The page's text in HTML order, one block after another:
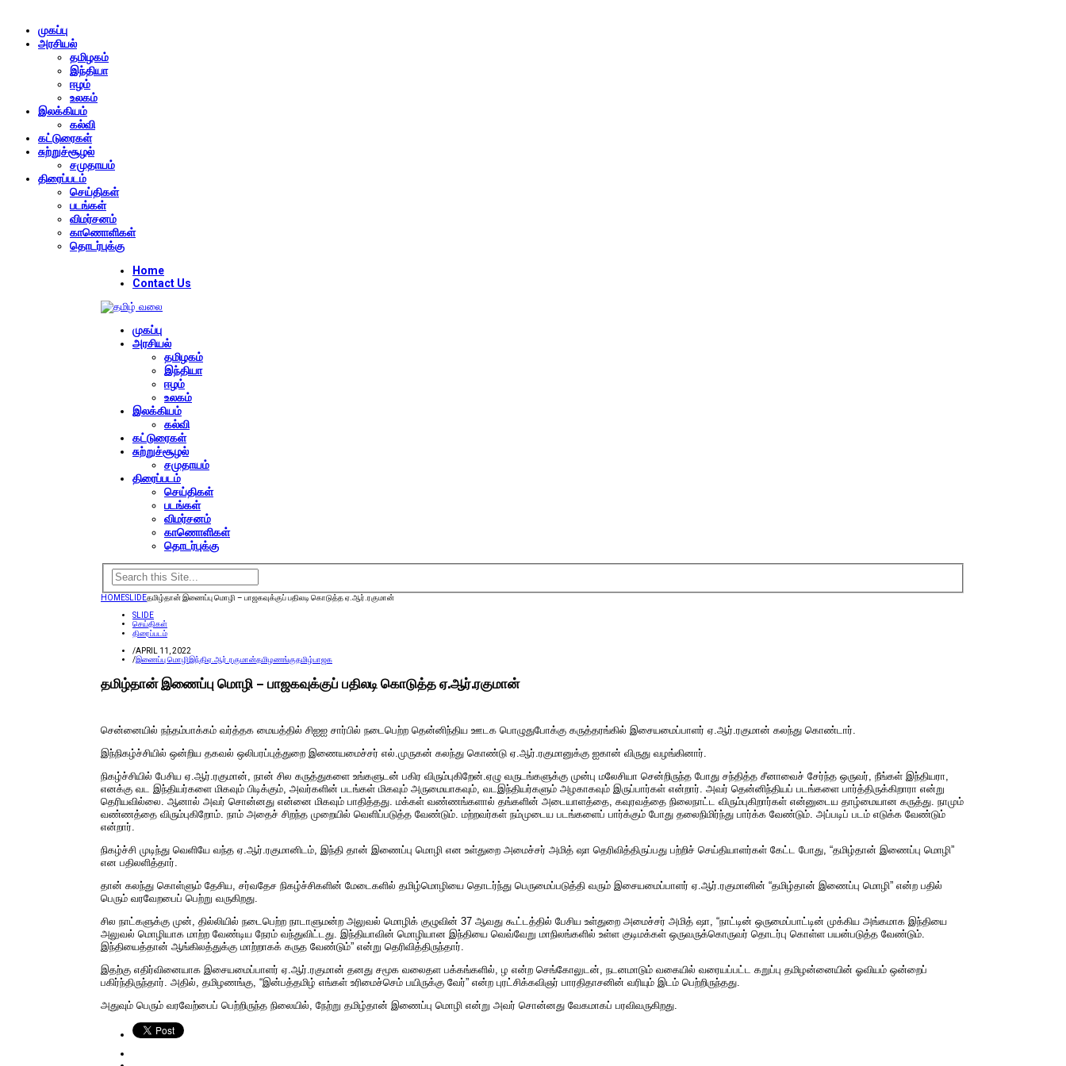
முகப்பு
அரசியல்
தமிழகம்
இந்தியா
ஈழம்
உலகம்
இலக்கியம்
கல்வி
கட்டுரைகள்
சுற்றுச்சூழல்
சமுதாயம்
திரைப்படம்
செய்திகள்
படங்கள்
விமர்சனம்
காணொளிகள்
தொடர்புக்கு
Home
Contact Us
முகப்பு
அரசியல்
தமிழகம்
இந்தியா
ஈழம்
உலகம்
இலக்கியம்
கல்வி
கட்டுரைகள்
சுற்றுச்சூழல்
சமுதாயம்
திரைப்படம்
செய்திகள்
படங்கள்
விமர்சனம்
காணொளிகள்
தொடர்புக்கு
HOMESLIDEதமிழ்தான் இணைப்பு மொழி – பாஜகவுக்குப் பதிலடி கொடுத்த ஏ.ஆர்.ரகுமான்
SLIDE
செய்திகள்
திரைப்படம்
/APRIL 11, 2022
/இணைப்பு மொழிஇந்திஏ.ஆர்.ரகுமான்தமிழணங்குதமிழ்பாஜக
தமிழ்தான் இணைப்பு மொழி – பாஜகவுக்குப் பதிலடி கொடுத்த ஏ.ஆர்.ரகுமான்
சென்னையில் நந்தம்பாக்கம் வர்த்தக மையத்தில் சிஐஐ சார்பில் நடைபெற்ற தென்னிந்திய ஊடக பொழுதுபோக்கு கருத்தரங்கில் இசையமைப்பாளர் ஏ.ஆர்.ரகுமான் கலந்து கொண்டார்.
இந்நிகழ்ச்சியில் ஒன்றிய தகவல் ஒலிபரப்புத்துறை இணையமைச்சர் எல்.முருகன் கலந்து கொண்டு ஏ.ஆர்.ரகுமானுக்கு ஐகான் விருது வழங்கினார்.
நிகழ்ச்சியில் பேசிய ஏ.ஆர்.ரகுமான், நான் சில கருத்துகளை உங்களுடன் பகிர விரும்புகிறேன்.ஏழு வருடங்களுக்கு முன்பு மலேசியா சென்றிருந்த போது சந்தித்த சீனாவைச் சேர்ந்த ஒருவர், நீங்கள் இந்தியரா,
எனக்கு வட இந்தியர்களை மிகவும் பிடிக்கும், அவர்களின் படங்கள் மிகவும் அருமையாகவும், வடஇந்தியர்களும் அழகாகவும் இருப்பார்கள் என்றார். அவர் தென்னிந்தியப் படங்களை பார்த்திருக்கிறாரா என்று
தெரியவில்லை. ஆனால் அவர் சொன்னது என்னை மிகவும் பாதித்தது. மக்கள் வண்ணங்களால் தங்களின் அடையாளத்தை, கவுரவத்தை நிலைநாட்ட விரும்புகிறார்கள் என்னுடைய தாழ்மையான கருத்து. நாமும்
வண்ணத்தை விரும்புகிறோம். நாம் அதைச் சிறந்த முறையில் வெளிப்படுத்த வேண்டும். மற்றவர்கள் நம்முடைய படங்களைப் பார்க்கும் போது தலைநிமிர்ந்து பார்க்க வேண்டும். அப்படிப் படம் எடுக்க வேண்டும்
என்றார்.
நிகழ்ச்சி முடிந்து வெளியே வந்த ஏ.ஆர்.ரகுமானிடம், இந்தி தான் இணைப்பு மொழி என உள்துறை அமைச்சர் அமித் ஷா தெரிவித்திருப்பது பற்றிச் செய்தியாளர்கள் கேட்ட போது, “தமிழ்தான் இணைப்பு மொழி”
என பதிலளித்தார்.
தான் கலந்து கொள்ளும் தேசிய, சர்வதேச நிகழ்ச்சிகளின் மேடைகளில் தமிழ்மொழியை தொடர்ந்து பெருமைப்படுத்தி வரும் இசையமைப்பாளர் ஏ.ஆர்.ரகுமானின் “தமிழ்தான் இணைப்பு மொழி” என்ற பதில்
பெரும் வரவேறபைப் பெற்று வருகிறது.
சில நாட்களுக்கு முன், தில்லியில் நடைபெற்ற நாடாளுமன்ற அலுவல் மொழிக் குழுவின் 37 ஆவது கூட்டத்தில் பேசிய உள்துறை அமைச்சர் அமித் ஷா, “நாட்டின் ஒருமைப்பாட்டின் முக்கிய அங்கமாக இந்தியை
அலுவல் மொழியாக மாற்ற வேண்டிய நேரம் வந்துவிட்டது. இந்தியாவின் மொழியான இந்தியை வெவ்வேறு மாநிலங்களில் உள்ள குடிமக்கள் ஒருவருக்கொருவர் தொடர்பு கொள்ள பயன்படுத்த வேண்டும்.
இந்தியைத்தான் ஆங்கிலத்துக்கு மாற்றாகக் கருத வேண்டும்” என்று தெரிவித்திருந்தார்.
இதற்கு எதிர்வினையாக இசையமைப்பாளர் ஏ.ஆர்.ரகுமான் தனது சமூக வலைதள பக்கங்களில், ழ என்ற செங்கோலுடன், நடனமாடும் வகையில் வரையப்பட்ட கறுப்பு தமிழன்னையின் ஓவியம் ஒன்றைப்
பகிர்ந்திருந்தார். அதில், தமிழணங்கு, “இன்பத்தமிழ் எங்கள் உரிமைச்செம் பயிருக்கு வேர்” என்ற புரட்சிக்கவிஞர் பாரதிதாசனின் வரியும் இடம் பெற்றிருந்தது.
அதுவும் பெரும் வரவேற்பைப் பெற்றிருந்த நிலையில், நேற்று தமிழ்தான் இணைப்பு மொழி என்று அவர் சொன்னது வேகமாகப் பரவிவருகிறது.